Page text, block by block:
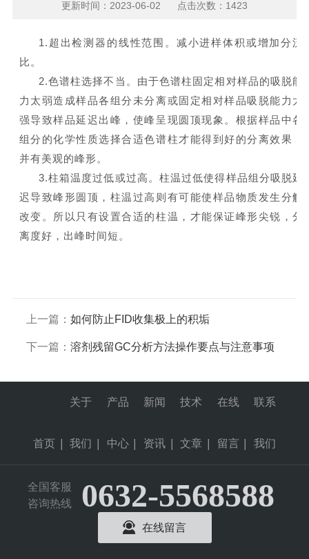
更新时间：2023-06-02 点击次数：1423
1.超出检测器的线性范围。减小进样体积或增加分流
比。
2.色谱柱选择不当。由于色谱柱固定相对样品的吸脱能
力太弱造成样品各组分未分离或固定相对样品吸脱能力太
强导致样品延迟出峰，使峰呈现圆顶现象。根据样品中各
组分的化学性质选择合适色谱柱才能得到好的分离效果，
并有美观的峰形。
3.柱箱温度过低或过高。柱温过低使得样品组分吸脱延
迟导致峰形圆顶，柱温过高则有可能使样品物质发生分解
改变。所以只有设置合适的柱温，才能保证峰形尖锐，分
离度好，出峰时间短。
上一篇： 如何防止FID收集极上的积垢
下一篇： 溶剂残留GC分析方法操作要点与注意事项
首页
关于
我们
产品
中心
新闻
资讯
技术
文章
在线
留言
联系
我们
全国客服
咨询热线
0632-5568588
在线留言